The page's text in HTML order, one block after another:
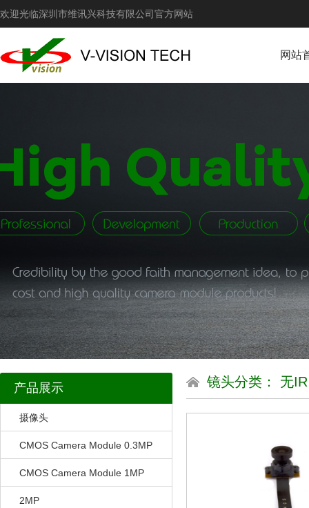
欢迎光临深圳市维讯兴科技有限公司官方网站
网站
产品展示
摄像头
CMOS Camera Module 0.3MP
CMOS Camera Module 1MP
2MP
镜头分类： 无